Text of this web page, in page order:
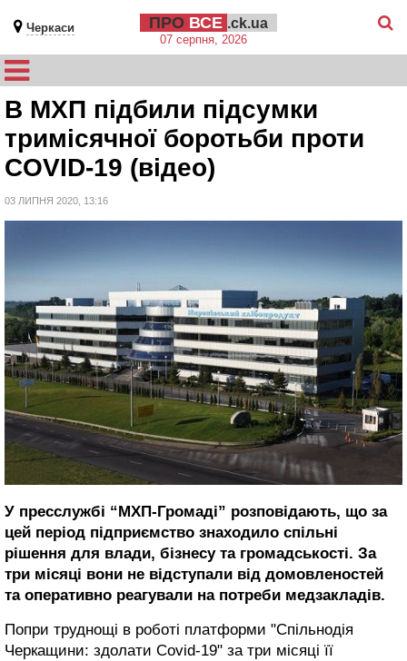
Черкаси ПРО ВСЕ .ck.ua
07 серпня, 2026
В МХП підбили підсумки
тримісячної боротьби проти
COVID-19 (відео)
03 ЛИПНЯ 2020, 13:16
У пресслужбі “МХП-Громаді” розповідають, що за
цей період підприємство знаходило спільні
рішення для влади, бізнесу та громадськості. За
три місяці вони не відступали від домовленостей
та оперативно реагували на потреби медзакладів.
Попри труднощі в роботі платформи "Спільнодія
Черкащини: здолати Covid-19" за три місяці її